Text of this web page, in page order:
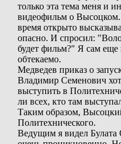
только эта тема меня и
видеофильм о
время открыто
опасно. И спросил:
будет фильм?" Я сам еще
обтекаемо.
Медведев приказ о
Владимир Семенович
выступить в
ли всех, кто там
Таким образом,
Политехнического.
Ведущим я видел